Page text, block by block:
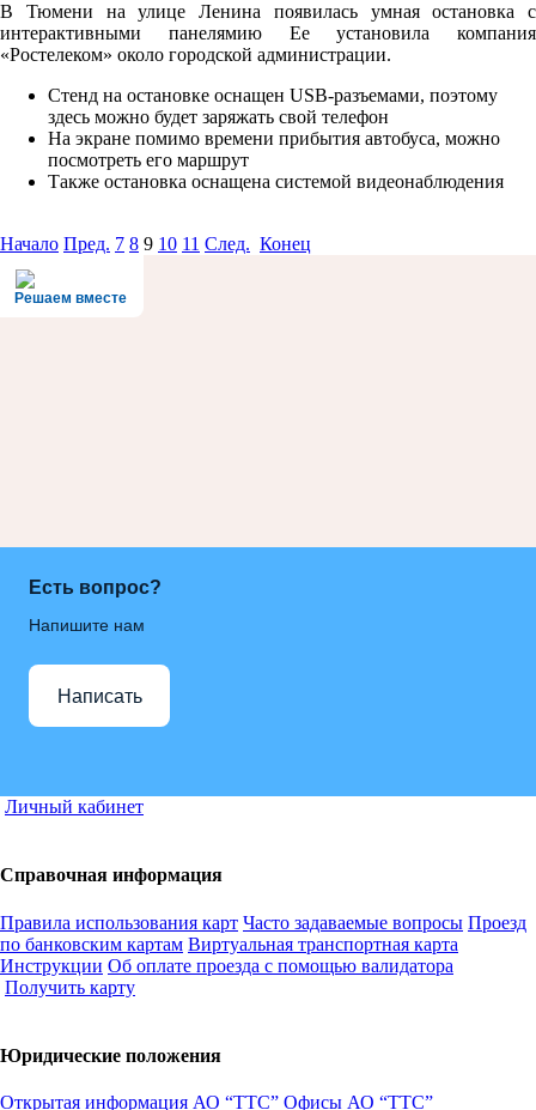
В Тюмени на улице Ленина появилась умная остановка с
интерактивными панелямию Ее установила компания
«Ростелеком» около городской администрации.
Стенд на остановке оснащен USB-разъемами, поэтому
здесь можно будет заряжать свой телефон
На экране помимо времени прибытия автобуса, можно
посмотреть его маршрут
Также остановка оснащена системой видеонаблюдения
Начало Пред. 7 8 9 10 11 След. Конец
Решаем вместе
Есть вопрос?
Напишите нам
Написать
Личный кабинет
Справочная информация
Правила использования карт Часто задаваемые вопросы Проезд
по банковским картам Виртуальная транспортная карта
Инструкции Об оплате проезда с помощью валидатора
Получить карту
Юридические положения
Открытая информация АО “ТТС” Офисы АО “ТТС”